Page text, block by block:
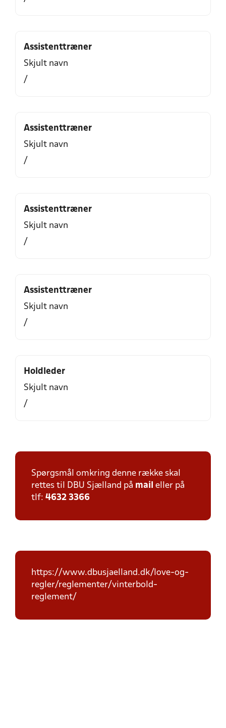
Assistenttræner
Skjult navn
/
Assistenttræner
Skjult navn
/
Assistenttræner
Skjult navn
/
Assistenttræner
Skjult navn
/
Holdleder
Skjult navn
/
Spørgsmål omkring denne række skal
rettes til DBU Sjælland på mail eller på
tlf: 4632 3366
https://www.dbusjaelland.dk/love-og-
regler/reglementer/vinterbold-
reglement/